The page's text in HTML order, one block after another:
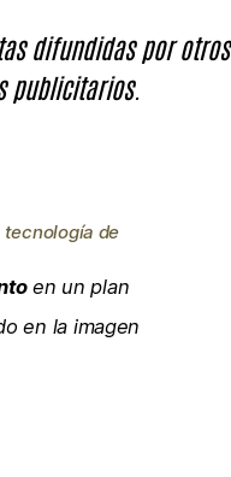
difundidas por otros
publicitarios.
tecnología de
en un plan
en la imagen